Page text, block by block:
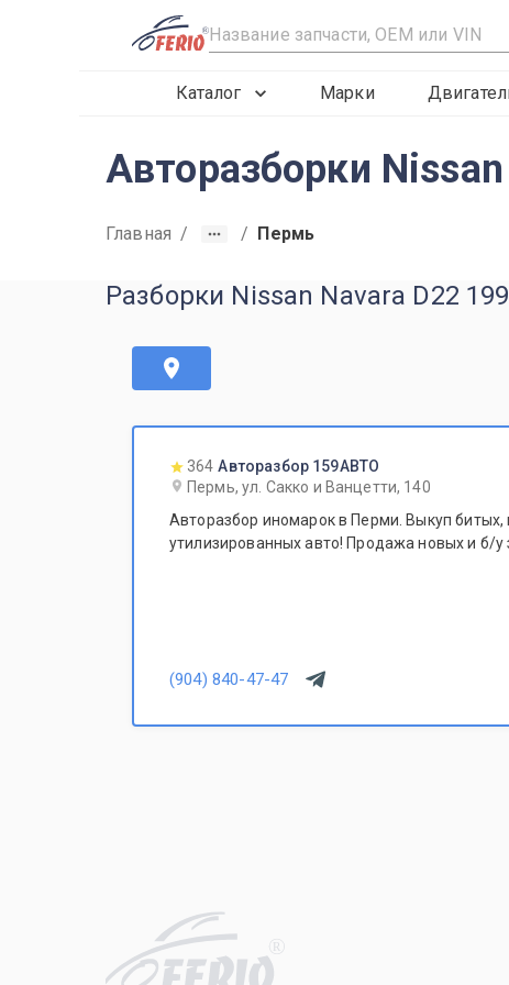
R
Каталог Марки
Авторазборки
Главная / / Пермь
Разборки Nissan Navara D22
364 Авторазбор 159АВТО
Пермь, ул. Сакко и Ванцетти, 140
Авторазбор иномарок в Перми. Выкуп битых,
утилизированных авто! Продажа новых и б/у
(904) 840-47-47
R